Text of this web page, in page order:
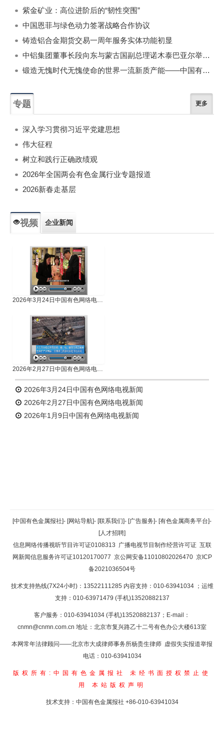
紫金矿业：高位进阶后的“韧性突围”
中国恩菲与绿色动力签署战略合作协议
铸造铝合金期货交易一周年服务实体功能初显
中铝集团董事长段向东与蒙古国副总理诺木泰巴亚尔举行会谈
锻造无愧时代无愧使命的世界一流新质产能——中国有色金属工业的战略应对与破局之道（二）
专题 更多
深入学习贯彻习近平党建思想
伟大征程
树立和践行正确政绩观
2026年全国两会有色金属行业专题报道
2026新春走基层
视频 企业新闻
2026年3月24日中国有色网络电视新闻
2026年2月27日中国有色网络电视新闻
2026年3月24日中国有色网络电视新闻
2026年2月27日中国有色网络电视新闻
2026年1月9日中国有色网络电视新闻
返回顶部
返回首页
[中国有色金属报社]- [网站导航]- [联系我们]- [广告服务]- [有色金属商务平台]-
[人才招聘]
信息网络传播视听节目许可证0108313 广播电视节目制作经营许可证 互联
网新闻信息服务许可证10120170077 京公网安备11010802026470 京ICP
备2021036504号
技术支持热线(7X24小时)：13522111285 内容支持：010-63941034 ；运维
支持：010-63971479 (手机)13520882137
客户服务：010-63941034 (手机)13520882137；E-mail：
cnmn@cnmn.com.cn 地址：北京市复兴路乙十二号有色办公大楼613室
本网常年法律顾问——北京市大成律师事务所杨贵生律师 虚假失实报道举报
电话：010-63941034
版权所有:中国有色金属报社
未经书面授权禁止使
用 本站版权声明
技术支持：中国有色金属报社 +86-010-63941034